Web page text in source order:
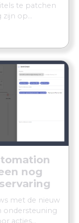
te patchen
zijn op...
nog
met de nieuw
ondersteuning
acties...